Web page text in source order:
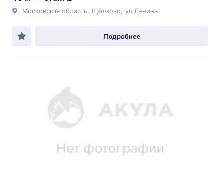
Московская область Щёлково ул Ленина
Подробнее